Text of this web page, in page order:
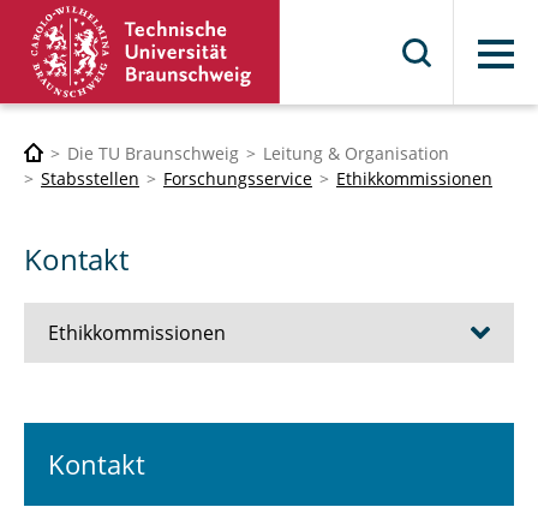
Menü
Die TU Braunschweig
Leitung & Organisation
Stabsstellen
Forschungsservice Ethikkommissionen
Kontakt
Ethikkommissionen
Kontakt